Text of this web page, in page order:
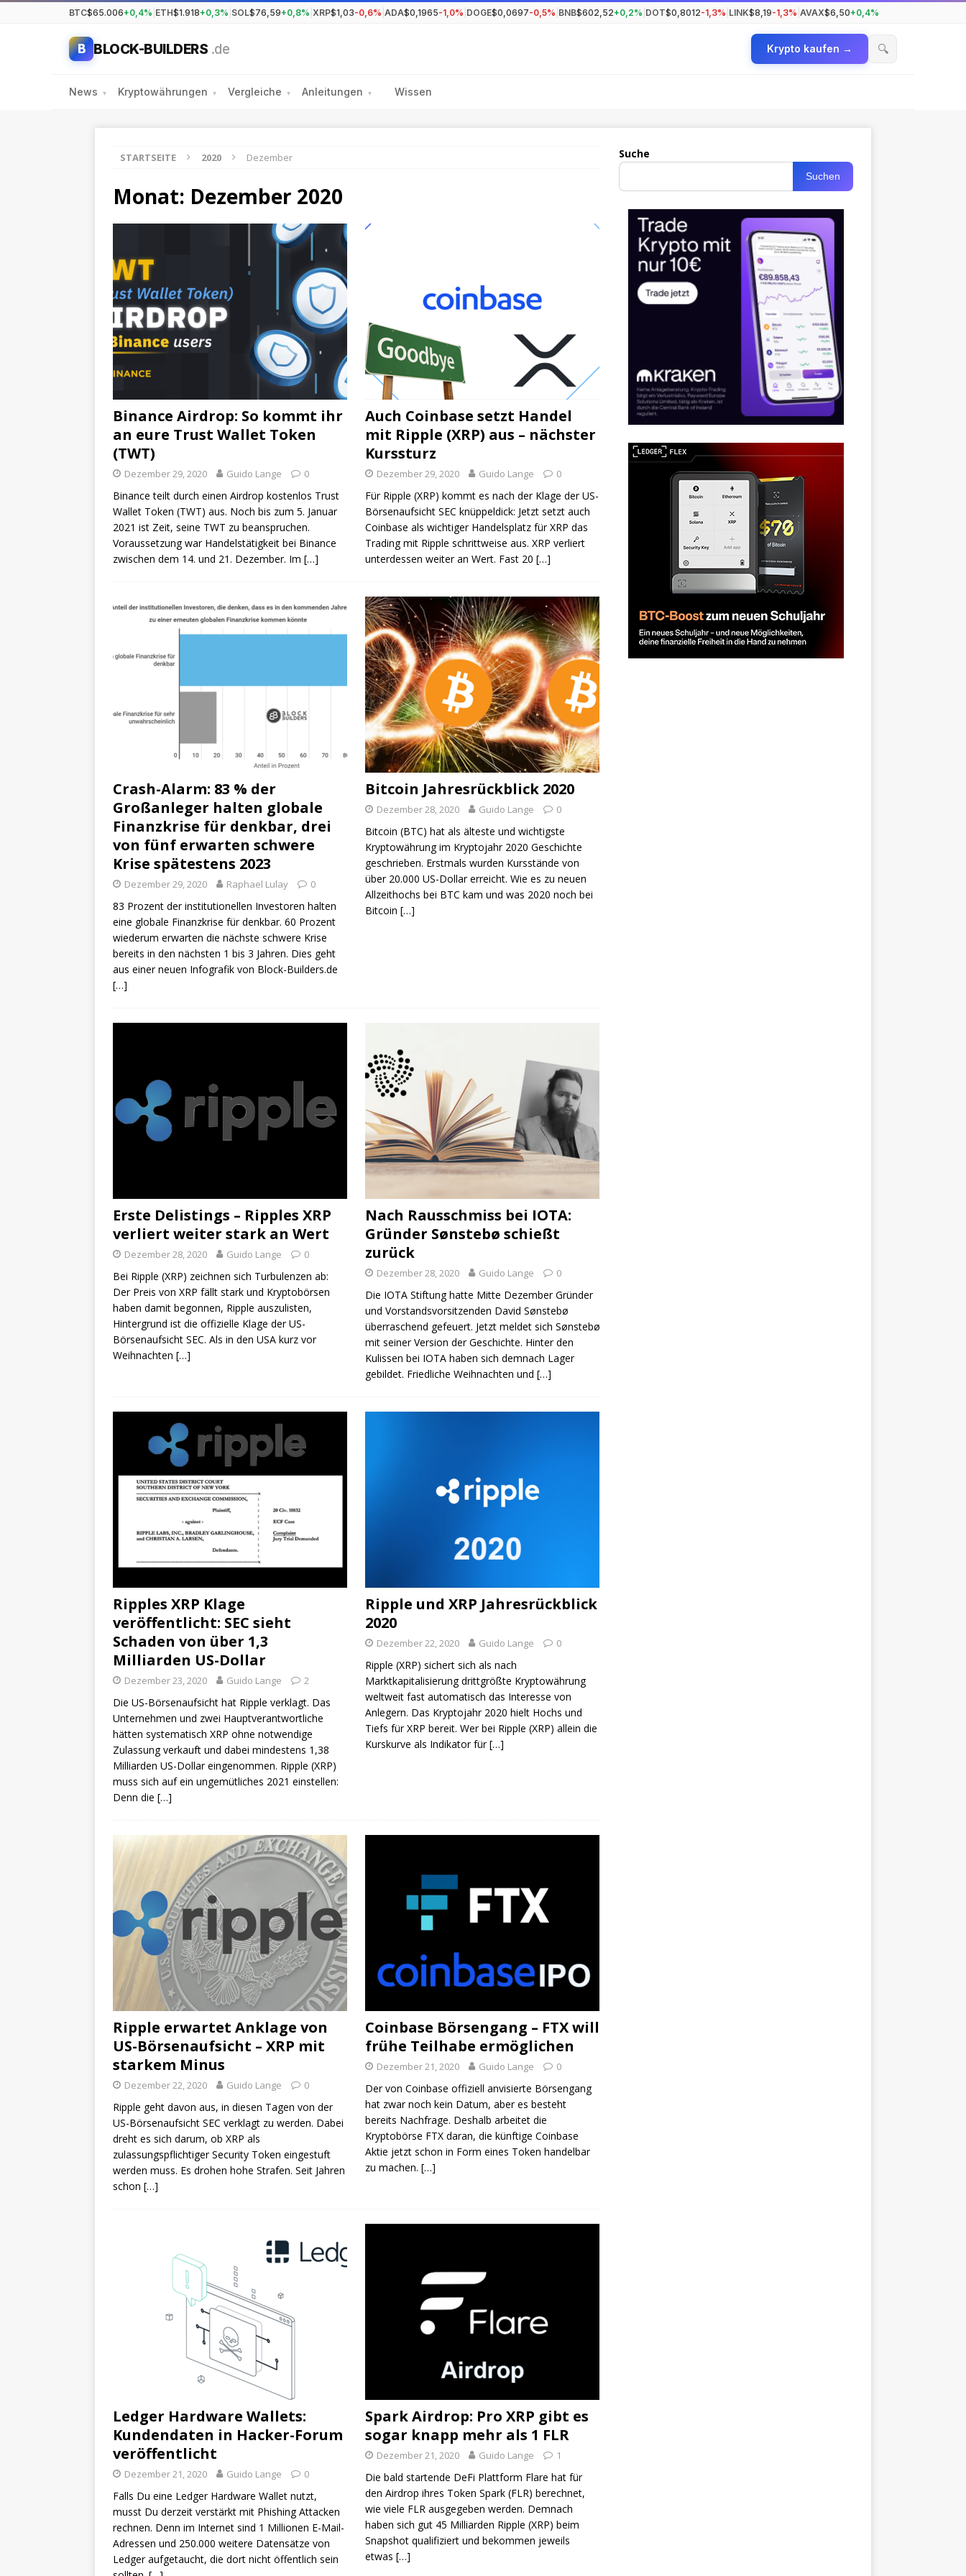
BTC$65.006+0,4% ETH$1.918+0,3% SOL$76,59+0,8% XRP$1,03-0,6% ADA$0,1965-1,0% DOGE$0,0697-0,5% BNB$602,52+0,2% DOT$0,8012-1,3% LINK$8,19-1,3% AVAX$6,50+0,4%
B BLOCK-BUILDERS .de Krypto kaufen → 🔍
News ▾ Kryptowährungen ▾ Vergleiche ▾ Anleitungen ▾ Wissen
STARTSEITE 2020 Dezember
Monat: Dezember 2020
Binance Airdrop: So kommt ihr
an eure Trust Wallet Token
(TWT)
Dezember 29, 2020 Guido Lange 0
Binance teilt durch einen Airdrop kostenlos Trust
Wallet Token (TWT) aus. Noch bis zum 5. Januar
2021 ist Zeit, seine TWT zu beanspruchen.
Voraussetzung war Handelstätigkeit bei Binance
zwischen dem 14. und 21. Dezember. Im […]
Auch Coinbase setzt Handel
mit Ripple (XRP) aus – nächster
Kurssturz
Dezember 29, 2020 Guido Lange 0
Für Ripple (XRP) kommt es nach der Klage der US-
Börsenaufsicht SEC knüppeldick: Jetzt setzt auch
Coinbase als wichtiger Handelsplatz für XRP das
Trading mit Ripple schrittweise aus. XRP verliert
unterdessen weiter an Wert. Fast 20 […]
Crash-Alarm: 83 % der
Großanleger halten globale
Finanzkrise für denkbar, drei
von fünf erwarten schwere
Krise spätestens 2023
Dezember 29, 2020 Raphael Lulay 0
83 Prozent der institutionellen Investoren halten
eine globale Finanzkrise für denkbar. 60 Prozent
wiederum erwarten die nächste schwere Krise
bereits in den nächsten 1 bis 3 Jahren. Dies geht
aus einer neuen Infografik von Block-Builders.de
[…]
Bitcoin Jahresrückblick 2020
Dezember 28, 2020 Guido Lange 0
Bitcoin (BTC) hat als älteste und wichtigste
Kryptowährung im Kryptojahr 2020 Geschichte
geschrieben. Erstmals wurden Kursstände von
über 20.000 US-Dollar erreicht. Wie es zu neuen
Allzeithochs bei BTC kam und was 2020 noch bei
Bitcoin […]
Erste Delistings – Ripples XRP
verliert weiter stark an Wert
Dezember 28, 2020 Guido Lange 0
Bei Ripple (XRP) zeichnen sich Turbulenzen ab:
Der Preis von XRP fällt stark und Kryptobörsen
haben damit begonnen, Ripple auszulisten,
Hintergrund ist die offizielle Klage der US-
Börsenaufsicht SEC. Als in den USA kurz vor
Weihnachten […]
Nach Rausschmiss bei IOTA:
Gründer Sønstebø schießt
zurück
Dezember 28, 2020 Guido Lange 0
Die IOTA Stiftung hatte Mitte Dezember Gründer
und Vorstandsvorsitzenden David Sønstebø
überraschend gefeuert. Jetzt meldet sich Sønstebø
mit seiner Version der Geschichte. Hinter den
Kulissen bei IOTA haben sich demnach Lager
gebildet. Friedliche Weihnachten und […]
Ripples XRP Klage
veröffentlicht: SEC sieht
Schaden von über 1,3
Milliarden US-Dollar
Dezember 23, 2020 Guido Lange 2
Die US-Börsenaufsicht hat Ripple verklagt. Das
Unternehmen und zwei Hauptverantwortliche
hätten systematisch XRP ohne notwendige
Zulassung verkauft und dabei mindestens 1,38
Milliarden US-Dollar eingenommen. Ripple (XRP)
muss sich auf ein ungemütliches 2021 einstellen:
Denn die […]
Ripple und XRP Jahresrückblick
2020
Dezember 22, 2020 Guido Lange 0
Ripple (XRP) sichert sich als nach
Marktkapitalisierung drittgrößte Kryptowährung
weltweit fast automatisch das Interesse von
Anlegern. Das Kryptojahr 2020 hielt Hochs und
Tiefs für XRP bereit. Wer bei Ripple (XRP) allein die
Kurskurve als Indikator für[…]
Ripple erwartet Anklage von
US-Börsenaufsicht – XRP mit
starkem Minus
Dezember 22, 2020 Guido Lange 0
Ripple geht davon aus, in diesen Tagen von der
US-Börsenaufsicht SEC verklagt zu werden. Dabei
dreht es sich darum, ob XRP als
zulassungspflichtiger Security Token eingestuft
werden muss. Es drohen hohe Strafen. Seit Jahren
schon […]
Coinbase Börsengang – FTX will
frühe Teilhabe ermöglichen
Dezember 21, 2020 Guido Lange 0
Der von Coinbase offiziell anvisierte Börsengang
hat zwar noch kein Datum, aber es besteht
bereits Nachfrage. Deshalb arbeitet die
Kryptobörse FTX daran, die künftige Coinbase
Aktie jetzt schon in Form eines Token handelbar
zu machen. […]
Ledger Hardware Wallets:
Kundendaten in Hacker-Forum
veröffentlicht
Dezember 21, 2020 Guido Lange 0
Falls Du eine Ledger Hardware Wallet nutzt,
musst Du derzeit verstärkt mit Phishing Attacken
rechnen. Denn im Internet sind 1 Millionen E-Mail-
Adressen und 250.000 weitere Datensätze von
Ledger aufgetaucht, die dort nicht öffentlich sein
Spark Airdrop: Pro XRP gibt es
sogar knapp mehr als 1 FLR
Dezember 21, 2020 Guido Lange 1
Die bald startende DeFi Plattform Flare hat für
den Airdrop ihres Token Spark (FLR) berechnet,
wie viele FLR ausgegeben werden. Demnach
haben sich gut 45 Milliarden Ripple (XRP) beim
Snapshot qualifiziert und bekommen jeweils
etwas […]
Suche
Suchen